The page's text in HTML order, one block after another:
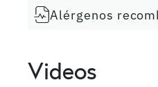
Alérgenos
Videos